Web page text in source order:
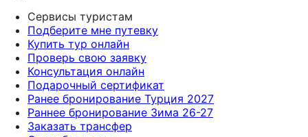
Сервисы туристам
Подберите мне путевку
Купить тур онлайн
Проверь свою заявку
Консультация онлайн
Подарочный сертификат
Ранее бронирование Турция 2027
Раннее бронирование Зима 26-27
Заказать трансфер